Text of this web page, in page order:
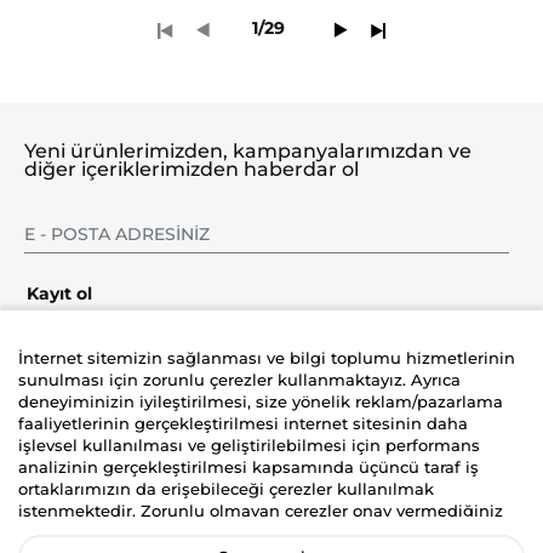
1/29
Şirket
Üyelik
Yardım
Yeni ürünlerimizden, kampanyalarımızdan ve
diğer içeriklerimizden haberdar ol
Kayıt ol
İnternet sitemizin sağlanması ve bilgi toplumu hizmetlerinin
sunulması için zorunlu çerezler kullanmaktayız. Ayrıca
deneyiminizin iyileştirilmesi, size yönelik reklam/pazarlama
faaliyetlerinin gerçekleştirilmesi internet sitesinin daha
işlevsel kullanılması ve geliştirilebilmesi için performans
analizinin gerçekleştirilmesi kapsamında üçüncü taraf iş
ortaklarımızın da erişebileceği çerezler kullanılmak
istenmektedir. Zorunlu olmayan çerezler onay vermediğiniz